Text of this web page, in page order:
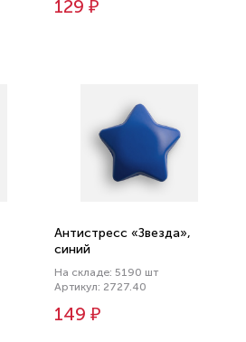
129 ₽
Антистресс «Звезда»,
синий
На складе: 5190 шт
Артикул: 2727.40
149 ₽